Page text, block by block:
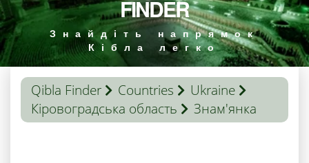
FINDER
Знайдіть напрямок
Кібла легко
Qibla Finder Countries
Ukraine
Кіровоградська область
Знам'янка